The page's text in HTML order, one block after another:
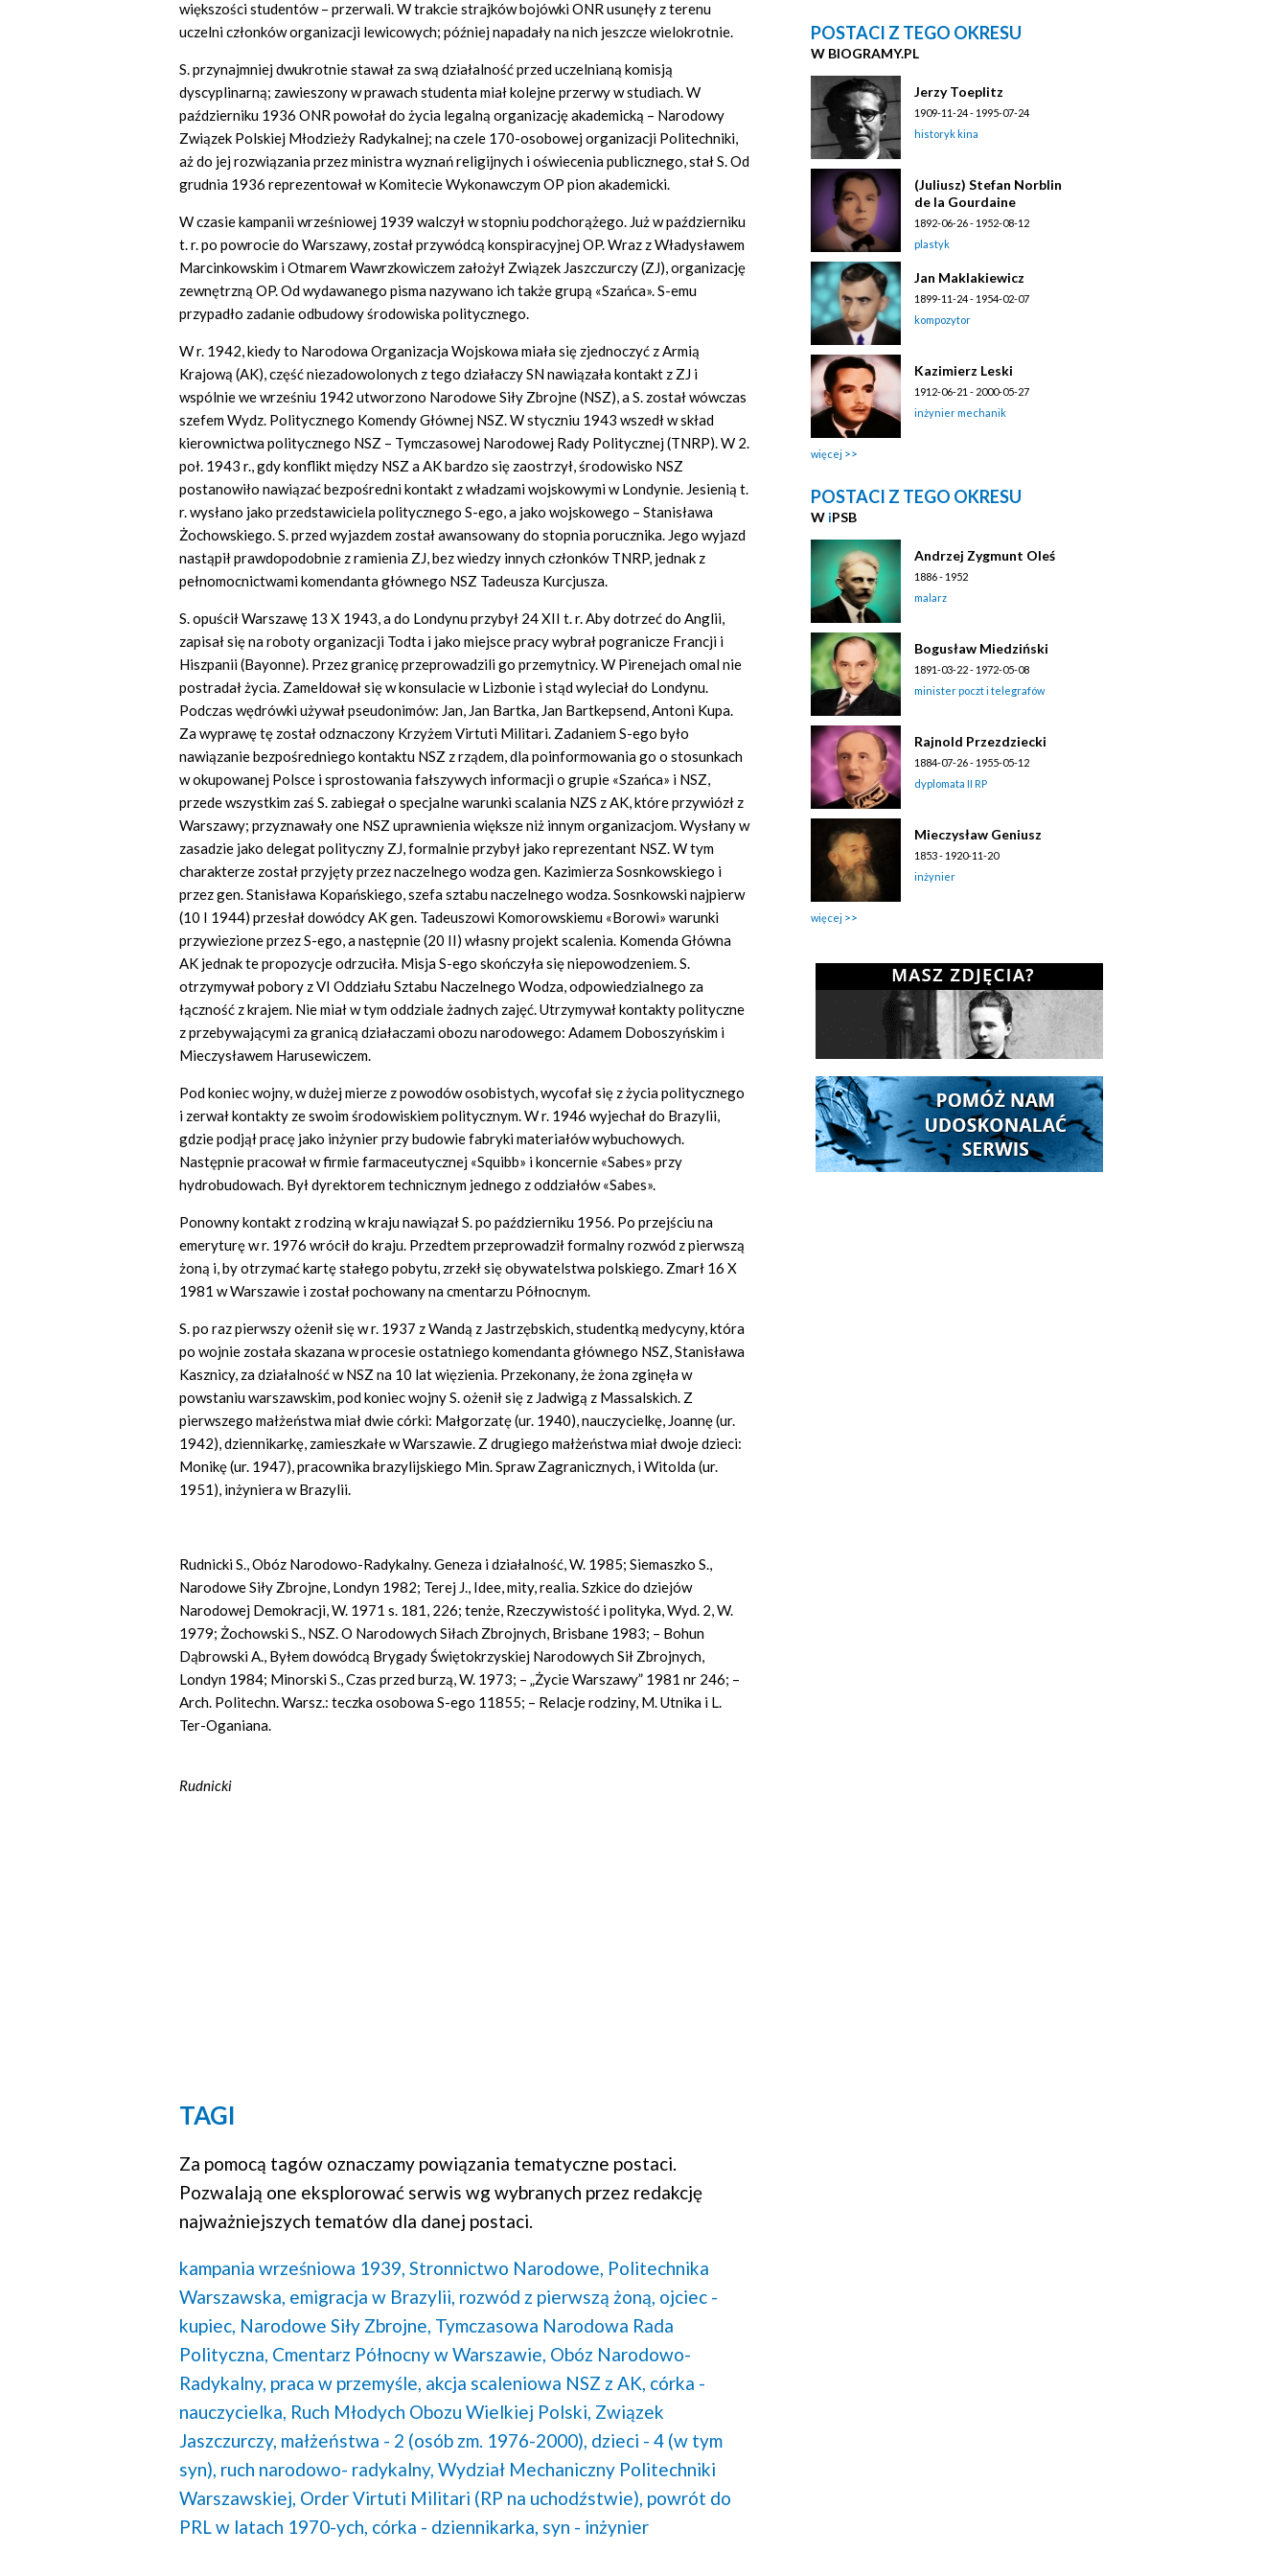
większości studentów – przerwali. W trakcie strajków bojówki ONR usunęły z terenu
uczelni członków organizacji lewicowych; później napadały na nich jeszcze wielokrotnie.
S. przynajmniej dwukrotnie stawał za swą działalność przed uczelnianą komisją
dyscyplinarną; zawieszony w prawach studenta miał kolejne przerwy w studiach. W
październiku 1936 ONR powołał do życia legalną organizację akademicką – Narodowy
Związek Polskiej Młodzieży Radykalnej; na czele 170-osobowej organizacji Politechniki,
aż do jej rozwiązania przez ministra wyznań religijnych i oświecenia publicznego, stał S. Od
grudnia 1936 reprezentował w Komitecie Wykonawczym OP pion akademicki.
W czasie kampanii wrześniowej 1939 walczył w stopniu podchorążego. Już w październiku
t. r. po powrocie do Warszawy, został przywódcą konspiracyjnej OP. Wraz z Władysławem
Marcinkowskim i Otmarem Wawrzkowiczem założył Związek Jaszczurczy (ZJ), organizację
zewnętrzną OP. Od wydawanego pisma nazywano ich także grupą «Szańca». S-emu
przypadło zadanie odbudowy środowiska politycznego.
W r. 1942, kiedy to Narodowa Organizacja Wojskowa miała się zjednoczyć z Armią
Krajową (AK), część niezadowolonych z tego działaczy SN nawiązała kontakt z ZJ i
wspólnie we wrześniu 1942 utworzono Narodowe Siły Zbrojne (NSZ), a S. został wówczas
szefem Wydz. Politycznego Komendy Głównej NSZ. W styczniu 1943 wszedł w skład
kierownictwa politycznego NSZ – Tymczasowej Narodowej Rady Politycznej (TNRP). W 2.
poł. 1943 r., gdy konflikt między NSZ a AK bardzo się zaostrzył, środowisko NSZ
postanowiło nawiązać bezpośredni kontakt z władzami wojskowymi w Londynie. Jesienią t.
r. wysłano jako przedstawiciela politycznego S-ego, a jako wojskowego – Stanisława
Żochowskiego. S. przed wyjazdem został awansowany do stopnia porucznika. Jego wyjazd
nastąpił prawdopodobnie z ramienia ZJ, bez wiedzy innych członków TNRP, jednak z
pełnomocnictwami komendanta głównego NSZ Tadeusza Kurcjusza.
S. opuścił Warszawę 13 X 1943, a do Londynu przybył 24 XII t. r. Aby dotrzeć do Anglii,
zapisał się na roboty organizacji Todta i jako miejsce pracy wybrał pogranicze Francji i
Hiszpanii (Bayonne). Przez granicę przeprowadzili go przemytnicy. W Pirenejach omal nie
postradał życia. Zameldował się w konsulacie w Lizbonie i stąd wyleciał do Londynu.
Podczas wędrówki używał pseudonimów: Jan, Jan Bartka, Jan Bartkepsend, Antoni Kupa.
Za wyprawę tę został odznaczony Krzyżem Virtuti Militari. Zadaniem S-ego było
nawiązanie bezpośredniego kontaktu NSZ z rządem, dla poinformowania go o stosunkach
w okupowanej Polsce i sprostowania fałszywych informacji o grupie «Szańca» i NSZ,
przede wszystkim zaś S. zabiegał o specjalne warunki scalania NZS z AK, które przywiózł z
Warszawy; przyznawały one NSZ uprawnienia większe niż innym organizacjom. Wysłany w
zasadzie jako delegat polityczny ZJ, formalnie przybył jako reprezentant NSZ. W tym
charakterze został przyjęty przez naczelnego wodza gen. Kazimierza Sosnkowskiego i
przez gen. Stanisława Kopańskiego, szefa sztabu naczelnego wodza. Sosnkowski najpierw
(10 I 1944) przesłał dowódcy AK gen. Tadeuszowi Komorowskiemu «Borowi» warunki
przywiezione przez S-ego, a następnie (20 II) własny projekt scalenia. Komenda Główna
AK jednak te propozycje odrzuciła. Misja S-ego skończyła się niepowodzeniem. S.
otrzymywał pobory z VI Oddziału Sztabu Naczelnego Wodza, odpowiedzialnego za
łączność z krajem. Nie miał w tym oddziale żadnych zajęć. Utrzymywał kontakty polityczne
z przebywającymi za granicą działaczami obozu narodowego: Adamem Doboszyńskim i
Mieczysławem Harusewiczem.
Pod koniec wojny, w dużej mierze z powodów osobistych, wycofał się z życia politycznego
i zerwał kontakty ze swoim środowiskiem politycznym. W r. 1946 wyjechał do Brazylii,
gdzie podjął pracę jako inżynier przy budowie fabryki materiałów wybuchowych.
Następnie pracował w firmie farmaceutycznej «Squibb» i koncernie «Sabes» przy
hydrobudowach. Był dyrektorem technicznym jednego z oddziałów «Sabes».
Ponowny kontakt z rodziną w kraju nawiązał S. po październiku 1956. Po przejściu na
emeryturę w r. 1976 wrócił do kraju. Przedtem przeprowadził formalny rozwód z pierwszą
żoną i, by otrzymać kartę stałego pobytu, zrzekł się obywatelstwa polskiego. Zmarł 16 X
1981 w Warszawie i został pochowany na cmentarzu Północnym.
S. po raz pierwszy ożenił się w r. 1937 z Wandą z Jastrzębskich, studentką medycyny, która
po wojnie została skazana w procesie ostatniego komendanta głównego NSZ, Stanisława
Kasznicy, za działalność w NSZ na 10 lat więzienia. Przekonany, że żona zginęła w
powstaniu warszawskim, pod koniec wojny S. ożenił się z Jadwigą z Massalskich. Z
pierwszego małżeństwa miał dwie córki: Małgorzatę (ur. 1940), nauczycielkę, Joannę (ur.
1942), dziennikarkę, zamieszkałe w Warszawie. Z drugiego małżeństwa miał dwoje dzieci:
Monikę (ur. 1947), pracownika brazylijskiego Min. Spraw Zagranicznych, i Witolda (ur.
1951), inżyniera w Brazylii.
Rudnicki S., Obóz Narodowo-Radykalny. Geneza i działalność, W. 1985; Siemaszko S.,
Narodowe Siły Zbrojne, Londyn 1982; Terej J., Idee, mity, realia. Szkice do dziejów
Narodowej Demokracji, W. 1971 s. 181, 226; tenże, Rzeczywistość i polityka, Wyd. 2, W.
1979; Żochowski S., NSZ. O Narodowych Siłach Zbrojnych, Brisbane 1983; – Bohun
Dąbrowski A., Byłem dowódcą Brygady Świętokrzyskiej Narodowych Sił Zbrojnych,
Londyn 1984; Minorski S., Czas przed burzą, W. 1973; – „Życie Warszawy” 1981 nr 246; –
Arch. Politechn. Warsz.: teczka osobowa S-ego 11855; – Relacje rodziny, M. Utnika i L.
Ter-Oganiana.
Rudnicki
TAGI
Za pomocą tagów oznaczamy powiązania tematyczne postaci.
Pozwalają one eksplorować serwis wg wybranych przez redakcję
najważniejszych tematów dla danej postaci.
kampania wrześniowa 1939, Stronnictwo Narodowe, Politechnika
Warszawska, emigracja w Brazylii, rozwód z pierwszą żoną, ojciec -
kupiec, Narodowe Siły Zbrojne, Tymczasowa Narodowa Rada
Polityczna, Cmentarz Północny w Warszawie, Obóz Narodowo-
Radykalny, praca w przemyśle, akcja scaleniowa NSZ z AK, córka -
nauczycielka, Ruch Młodych Obozu Wielkiej Polski, Związek
Jaszczurczy, małżeństwa - 2 (osób zm. 1976-2000), dzieci - 4 (w tym
syn), ruch narodowo- radykalny, Wydział Mechaniczny Politechniki
Warszawskiej, Order Virtuti Militari (RP na uchodźstwie), powrót do
PRL w latach 1970-ych, córka - dziennikarka, syn - inżynier
POSTACI Z TEGO OKRESU
W BIOGRAMY.PL
Jerzy Toeplitz
1909-11-24 - 1995-07-24
historyk kina
(Juliusz) Stefan Norblin
de la Gourdaine
1892-06-26 - 1952-08-12
plastyk
Jan Maklakiewicz
1899-11-24 - 1954-02-07
kompozytor
Kazimierz Leski
1912-06-21 - 2000-05-27
inżynier mechanik
więcej
POSTACI Z TEGO OKRESU
W iPSB
Andrzej Zygmunt Oleś
1886 - 1952
malarz
Bogusław Miedziński
1891-03-22 - 1972-05-08
minister poczt i telegrafów
Rajnold Przezdziecki
1884-07-26 - 1955-05-12
dyplomata II RP
Mieczysław Geniusz
1853 - 1920-11-20
inżynier
więcej